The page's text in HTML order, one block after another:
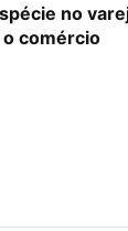
no
comércio